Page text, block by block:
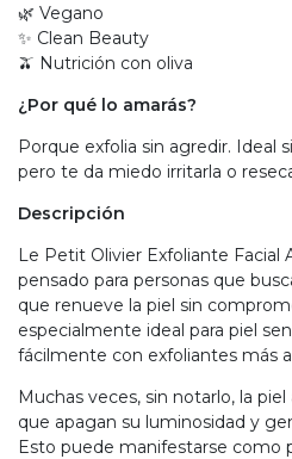
🌿 Vegano
✨ Clean Beauty
🫒 Nutrición con oliva
¿Por qué lo amarás?
Porque exfolia sin agredir. Ideal
pero te da miedo irritarla o
Descripción
Le Petit Olivier Exfoliante Facial
pensado para personas que
que renueve la piel sin
especialmente ideal para piel
fácilmente con exfoliantes más
Muchas veces, sin notarlo, la
que apagan su luminosidad y
Esto puede manifestarse como